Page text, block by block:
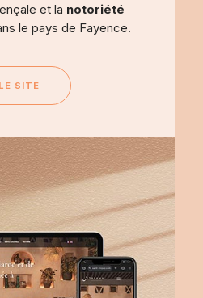
et la notoriété
le pays de Fayence.
SITE